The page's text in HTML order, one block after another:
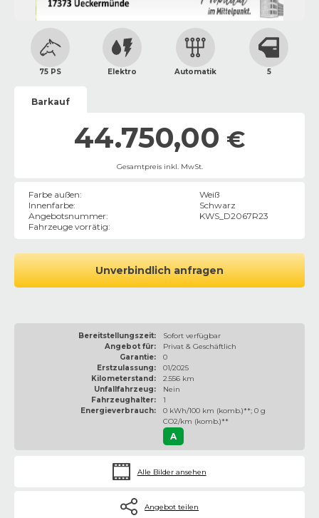
75 PS Elektro Automatik 5
Barkauf
44.750,00 €
Gesamtpreis inkl. MwSt.
Farbe außen:
Weiß
Innenfarbe:
Schwarz
Angebotsnummer:
KWS_D2067R23
Fahrzeuge vorrätig:
Unverbindlich anfragen
Bereitstellungszeit:
Sofort verfügbar
Angebot für:
Privat & Geschäftlich
Garantie:
0
Erstzulassung:
01/2025
Kilometerstand:
2.556 km
Unfallfahrzeug:
Nein
Fahrzeughalter:
1
Energieverbrauch:
0 kWh/100 km (komb.)**; 0 g
CO2/km (komb.)**
A
Alle Bilder ansehen
Angebot teilen